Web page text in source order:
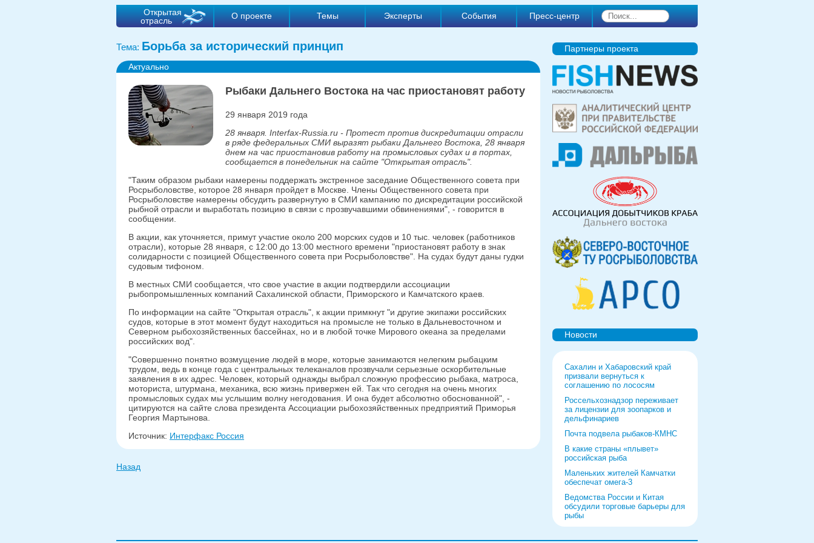
Открытая
отрасль
О проекте Темы Эксперты События Пресс-центр
Тема: Борьба за исторический принцип
Актуально
Рыбаки Дальнего Востока на час приостановят работу
29 января 2019 года
28 января. Interfax-Russia.ru - Протест против дискредитации отрасли
в ряде федеральных СМИ выразят рыбаки Дальнего Востока, 28 января
днем на час приостановив работу на промысловых судах и в портах,
сообщается в понедельник на сайте "Открытая отрасль".
"Таким образом рыбаки намерены поддержать экстренное заседание Общественного совета при
Росрыболовстве, которое 28 января пройдет в Москве. Члены Общественного совета при
Росрыболовстве намерены обсудить развернутую в СМИ кампанию по дискредитации российской
рыбной отрасли и выработать позицию в связи с прозвучавшими обвинениями", - говорится в
сообщении.
В акции, как уточняется, примут участие около 200 морских судов и 10 тыс. человек (работников
отрасли), которые 28 января, с 12:00 до 13:00 местного времени "приостановят работу в знак
солидарности с позицией Общественного совета при Росрыболовстве". На судах будут даны гудки
судовым тифоном.
В местных СМИ сообщается, что свое участие в акции подтвердили ассоциации
рыбопромышленных компаний Сахалинской области, Приморского и Камчатского краев.
По информации на сайте "Открытая отрасль", к акции примкнут "и другие экипажи российских
судов, которые в этот момент будут находиться на промысле не только в Дальневосточном и
Северном рыбохозяйственных бассейнах, но и в любой точке Мирового океана за пределами
российских вод".
"Совершенно понятно возмущение людей в море, которые занимаются нелегким рыбацким
трудом, ведь в конце года с центральных телеканалов прозвучали серьезные оскорбительные
заявления в их адрес. Человек, который однажды выбрал сложную профессию рыбака, матроса,
моториста, штурмана, механика, всю жизнь привержен ей. Так что сегодня на очень многих
промысловых судах мы услышим волну негодования. И она будет абсолютно обоснованной", -
цитируются на сайте слова президента Ассоциации рыбохозяйственных предприятий Приморья
Георгия Мартынова.
Источник: Интерфакс Россия
Назад
Партнеры проекта
Новости
Сахалин и Хабаровский край
призвали вернуться к
соглашению по лососям
Россельхознадзор переживает
за лицензии для зоопарков и
дельфинариев
Почта подвела рыбаков-КМНС
В какие страны «плывет»
российская рыба
Маленьких жителей Камчатки
обеспечат омега-3
Ведомства России и Китая
обсудили торговые барьеры для
рыбы
форуму и выставке в Питере